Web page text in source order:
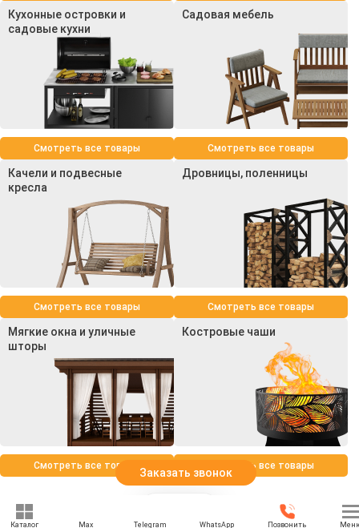
Кухонные островки и
садовые кухни
Смотреть все товары
Садовая мебель
Смотреть все товары
Качели и подвесные
кресла
Смотреть все товары
Дровницы, поленницы
Смотреть все товары
Мягкие окна и уличные
шторы
Смотреть все товары
Костровые чаши
Смотреть все товары
Заказать звонок
Каталог Max Telegram WhatsApp Позвонить